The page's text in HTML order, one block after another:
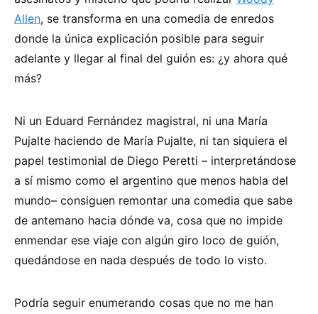
Allen, se transforma en una comedia de enredos
donde la única explicación posible para seguir
adelante y llegar al final del guión es: ¿y ahora qué
más?
Ni un Eduard Fernández magistral, ni una María
Pujalte haciendo de María Pujalte, ni tan siquiera el
papel testimonial de Diego Peretti – interpretándose
a sí mismo como el argentino que menos habla del
mundo– consiguen remontar una comedia que sabe
de antemano hacia dónde va, cosa que no impide
enmendar ese viaje con algún giro loco de guión,
quedándose en nada después de todo lo visto.
Podría seguir enumerando cosas que no me han